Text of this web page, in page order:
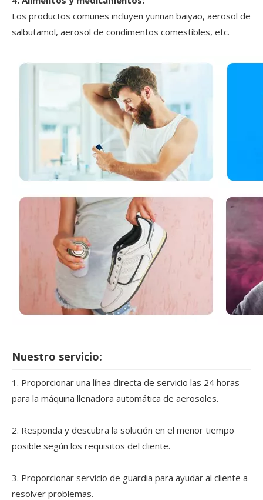
Los productos comunes incluyen yunnan baiyao, aerosol de
salbutamol, aerosol de condimentos comestibles, etc.
Nuestro servicio:
1. Proporcionar una línea directa de servicio las 24 horas
para la máquina llenadora automática de aerosoles.
2. Responda y descubra la solución en el menor tiempo
posible según los requisitos del cliente.
3. Proporcionar servicio de guardia para ayudar al cliente a
resolver problemas.